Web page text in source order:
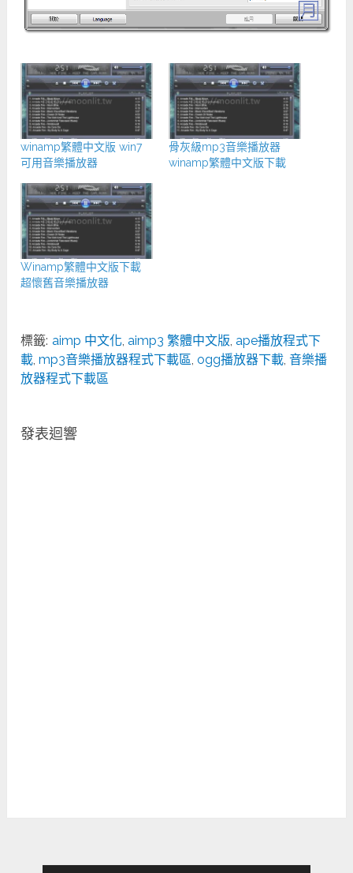
winamp繁體中文版 win7
可用音樂播放器
骨灰級mp3音樂播放器
winamp繁體中文版下載
Winamp繁體中文版下載
超懷舊音樂播放器
標籤: aimp 中文化,aimp3 繁體中文版,ape播放程式下
載,mp3音樂播放器程式下載區,ogg播放器下載,音樂播
放器程式下載區
發表迴響